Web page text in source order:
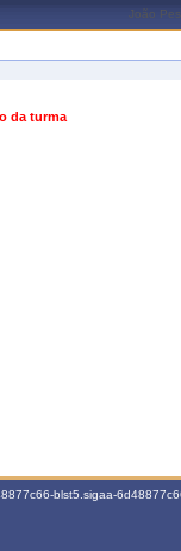
João
da turma
blst5.sigaa-